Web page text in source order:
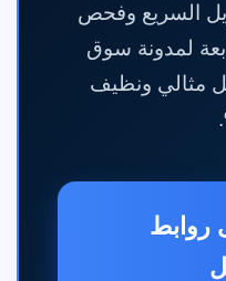
السريع وفحص
لمدونة سوق
مثالي ونظيف
روابط